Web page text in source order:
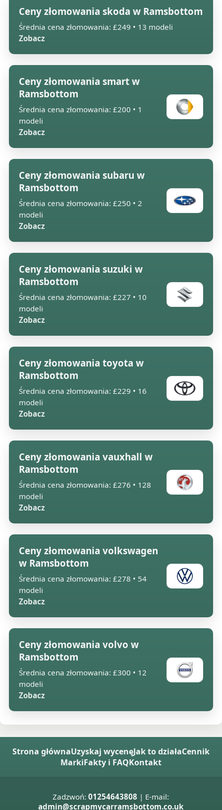
Ceny złomowania skoda w Ramsbottom
Średnia cena złomowania: £249 • 13 modeli
Zobacz
Ceny złomowania smart w
Ramsbottom
Średnia cena złomowania: £200 • 1
modeli
Zobacz
Ceny złomowania subaru w
Ramsbottom
Średnia cena złomowania: £250 • 2
modeli
Zobacz
Ceny złomowania suzuki w
Ramsbottom
Średnia cena złomowania: £227 • 10
modeli
Zobacz
Ceny złomowania toyota w
Ramsbottom
Średnia cena złomowania: £229 • 16
modeli
Zobacz
Ceny złomowania vauxhall w
Ramsbottom
Średnia cena złomowania: £276 • 128
modeli
Zobacz
Ceny złomowania volkswagen
w Ramsbottom
Średnia cena złomowania: £278 • 54
modeli
Zobacz
Ceny złomowania volvo w
Ramsbottom
Średnia cena złomowania: £300 • 12
modeli
Zobacz
Strona głównaUzyskaj wycenęJak to działaCennik
MarkiFakty i FAQKontakt
Zadzwoń:01254643808 | E-mail:
admin@scrapmycarramsbottom.co.uk